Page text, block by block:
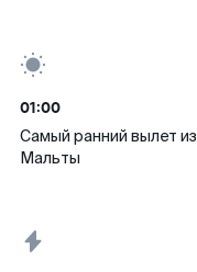
01:00
Самый ранний вылет из
Мальты